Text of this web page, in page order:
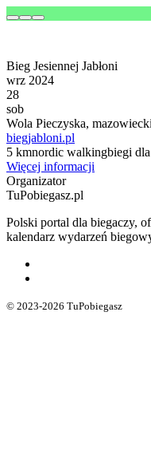
Bieg Jesiennej Jabłoni
wrz 2024
28
sob
Wola Pieczyska,
biegjabloni.pl
5 kmnordic walkingbiegi
Więcej informacji
Organizator
TuPobiegasz.pl
Polski portal dla biegaczy,
kalendarz wydarzeń
© 2023-2026 TuPobiegasz